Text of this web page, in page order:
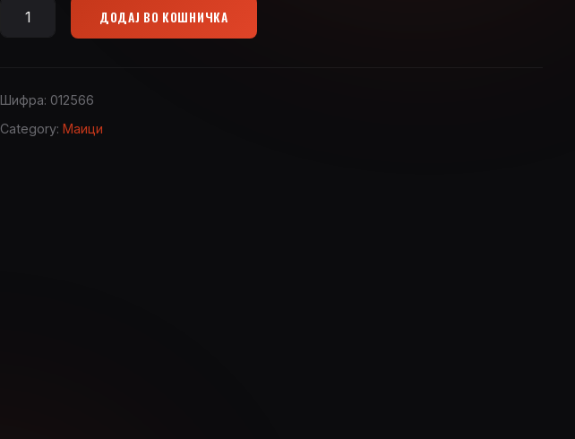
-
2018/301
ДОДАЈ ВО КОШНИЧКА
Шифра: 012566
Category: Маици